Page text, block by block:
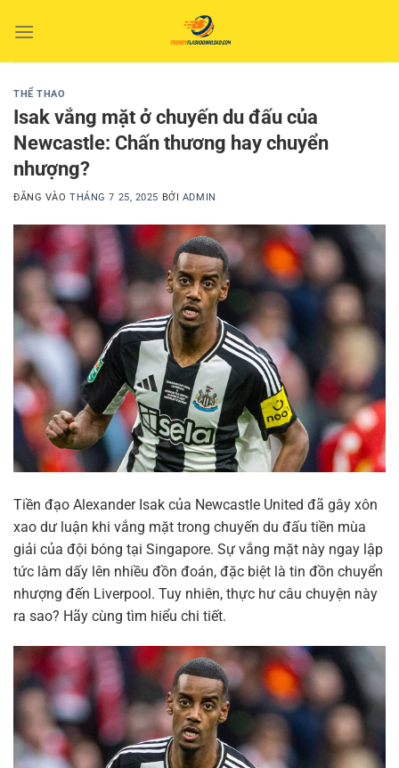
qua
THỂ THAO
Isak vắng mặt ở chuyến du đấu của
Newcastle: Chấn thương hay chuyển
nhượng?
ĐĂNG VÀOTHÁNG 7 25, 2025 BỞI ADMIN
Tiền đạo Alexander Isak của Newcastle United đã gây xôn
xao dư luận khi vắng mặt trong chuyến du đấu tiền mùa
giải của đội bóng tại Singapore. Sự vắng mặt này ngay lập
tức làm dấy lên nhiều đồn đoán, đặc biệt là tin đồn chuyển
nhượng đến Liverpool. Tuy nhiên, thực hư câu chuyện này
ra sao? Hãy cùng tìm hiểu chi tiết.